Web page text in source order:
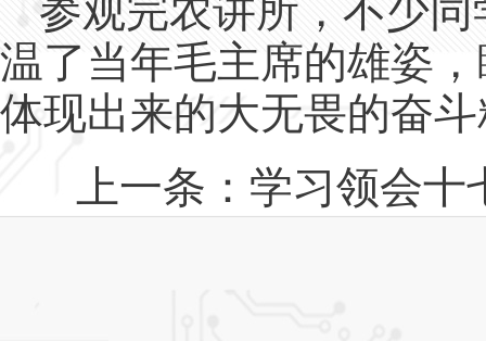
参观完农讲所，不少
温了当年毛主席的雄姿
体现出来的大无畏的奋斗
上一条： 学习领会十